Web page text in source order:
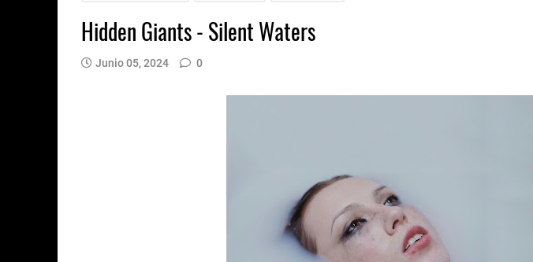
Hidden Giants - Silent Waters
Junio 05, 2024 0